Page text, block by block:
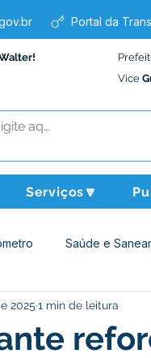
Portal da
Vice
Serviços🔽
Saúde e
Desporto Cultura e
2025 1 min de leitura